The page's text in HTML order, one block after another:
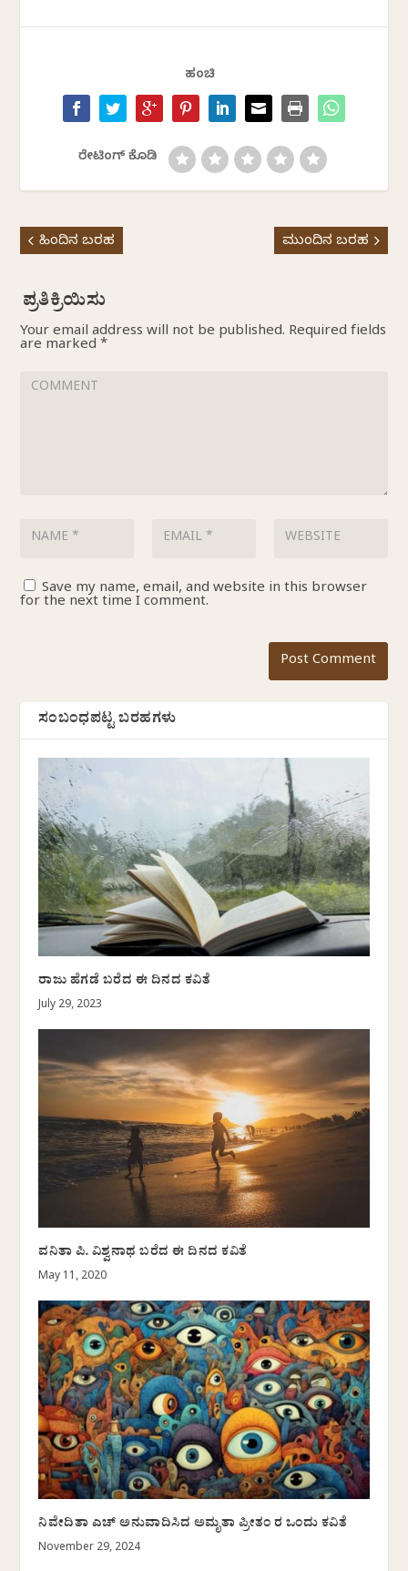
ಹಂಚಿ
ರೇಟಿಂಗ್ ಕೊಡಿ
ಹಿಂದಿನ ಬರಹ ಮುಂದಿನ ಬರಹ
Your email address will not be published. Required fields
are marked *
Save my name, email, and website in this browser
for the next time I comment.
ಸಂಬಂಧಪಟ್ಟ ಬರಹಗಳು
ರಾಜು ಹೆಗಡೆ ಬರೆದ ಈ ದಿನದ ಕವಿತೆ
July 29, 2023
ವನಿತಾ ಪಿ. ವಿಶ್ವನಾಥ ಬರೆದ ಈ ದಿನದ ಕವಿತೆ
May 11, 2020
ನಿವೇದಿತಾ ಎಚ್ ಅನುವಾದಿಸಿದ ಅಮೃತಾ ಪ್ರೀತಂ ರ ಒಂದು ಕವಿತೆ
November 29, 2024